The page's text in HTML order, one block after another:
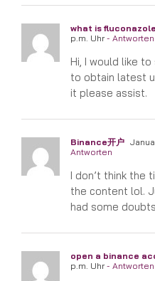
what is
p.m. Uhr- Antworten
Hi, I would like
to obtain latest
it please assist.
Binance开户
Antworten
I don’t think the
the content lol.
had some
open a binance
p.m. Uhr- Antworten